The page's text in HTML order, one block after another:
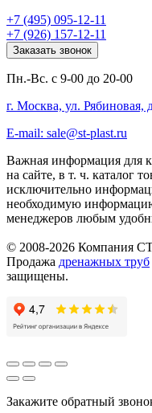
+7 (495) 095-12-11
+7 (926) 157-12-11
Заказать звонок
Пн.-Вс. с 9-00 до 20-00
г. Москва, ул. Рябиновая,
E-mail: sale@st-plast.ru
Важная информация для
на сайте, в т. ч. каталог
исключительно
необходимую
менеджеров любым
© 2008-2026 Компания
Продажа дренажных труб
защищены.
Закажите обратный